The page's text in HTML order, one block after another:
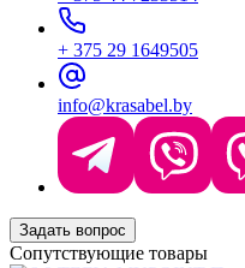
+ 375 29 1649505
info@krasabel.by
Задать вопрос
Сопутствующие товары